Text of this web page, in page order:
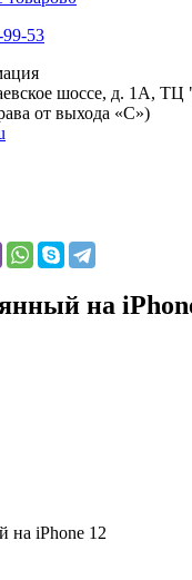
53
шоссе, д. 1А, ТЦ
от выхода «С»)
на
на iPhone 12